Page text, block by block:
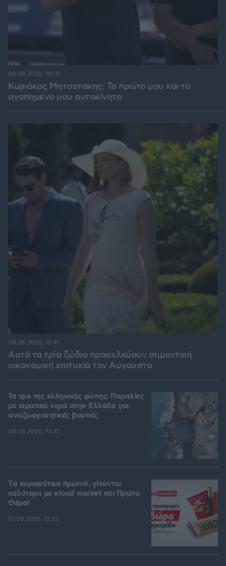
Κυριάκος Μητσοτάκης: Το πρώτο μου και το
αγαπημένο μου αυτοκίνητο
08.08.2026, 09:31
Αυτά τα τρία ζώδια προσελκύουν σημαντική
οικονομική επιτυχία τον Αύγουστο
08.08.2026, 15:41
Τα spa της ελληνικής φύσης: Παραλίες
με ιαματικά νερά στην Ελλάδα για
αναζωογονητικές βουτιές
08.08.2026, 13:41
Tα κυριακάτικα πρωινά, γίνονται
καλύτερα με efood market και Πρώτο
Θέμα!
07.08.2026, 12:25